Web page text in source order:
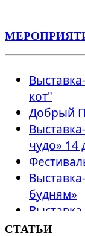
кот"
Добрый
чудо» 14
будням»
Выставка
СТАТЬИ